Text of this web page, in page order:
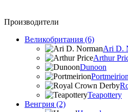
Производители
Великобритания (6)
Ari D.
Arthur
Dunoon
Portmeirion
Teapottery
Венгрия (2)